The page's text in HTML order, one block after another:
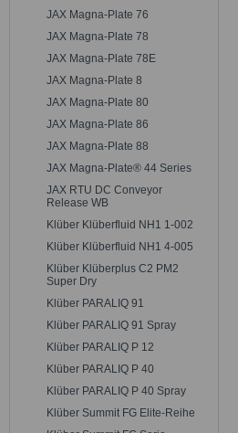
JAX Magna-Plate 76
JAX Magna-Plate 78
JAX Magna-Plate 78E
JAX Magna-Plate 8
JAX Magna-Plate 80
JAX Magna-Plate 86
JAX Magna-Plate 88
JAX Magna-Plate® 44 Series
JAX RTU DC Conveyor
Release WB
Klüber Klüberfluid NH1 1-002
Klüber Klüberfluid NH1 4-005
Klüber Klüberplus C2 PM2
Super Dry
Klüber PARALIQ 91
Klüber PARALIQ 91 Spray
Klüber PARALIQ P 12
Klüber PARALIQ P 40
Klüber PARALIQ P 40 Spray
Klüber Summit FG Elite-Reihe